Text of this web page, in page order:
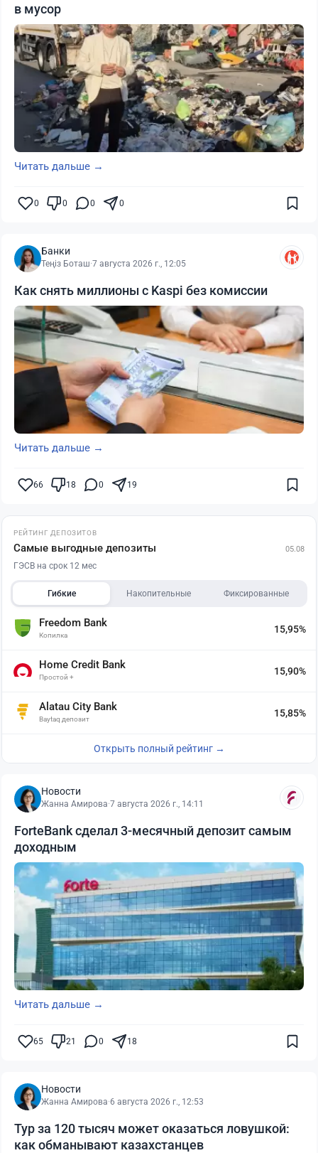
в мусор
Читать дальше →
0 0 0 0
Банки
Теңіз Боташ·7 августа 2026 г., 12:05
Как снять миллионы с Kaspi без комиссии
Читать дальше →
66 18 0 19
РЕЙТИНГ ДЕПОЗИТОВ
Самые выгодные депозиты 05.08
ГЭСВ на срок 12 мес
Гибкие Накопительные Фиксированные
Freedom Bank
Копилка
15,95%
Home Credit Bank
Простой +
15,90%
Alatau City Bank
Baytaq депозит
15,85%
Открыть полный рейтинг →
Новости
Жанна Амирова·7 августа 2026 г., 14:11
ForteBank сделал 3-месячный депозит самым
доходным
Читать дальше →
65 21 0 18
Новости
Жанна Амирова·6 августа 2026 г., 12:53
Тур за 120 тысяч может оказаться ловушкой:
как обманывают казахстанцев